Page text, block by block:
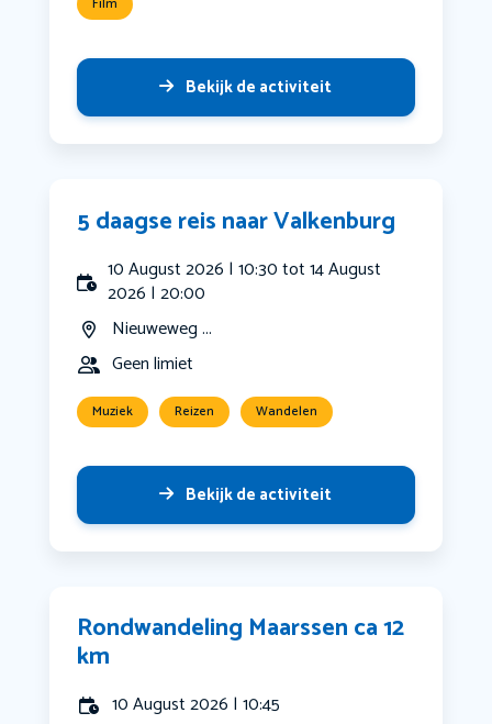
Film
Bekijk de activiteit
5 daagse reis naar Valkenburg
10 August 2026 | 10:30 tot 14 August
2026 | 20:00
Nieuweweg ...
Geen limiet
Muziek Reizen Wandelen
Bekijk de activiteit
Rondwandeling Maarssen ca 12
km
10 August 2026 | 10:45